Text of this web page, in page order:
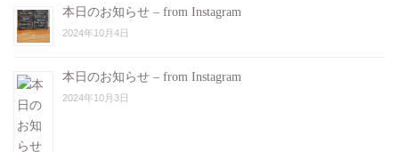
本日のお知らせ – from Instagram
2024年10月4日
本日のお知らせ – from Instagram
2024年10月3日